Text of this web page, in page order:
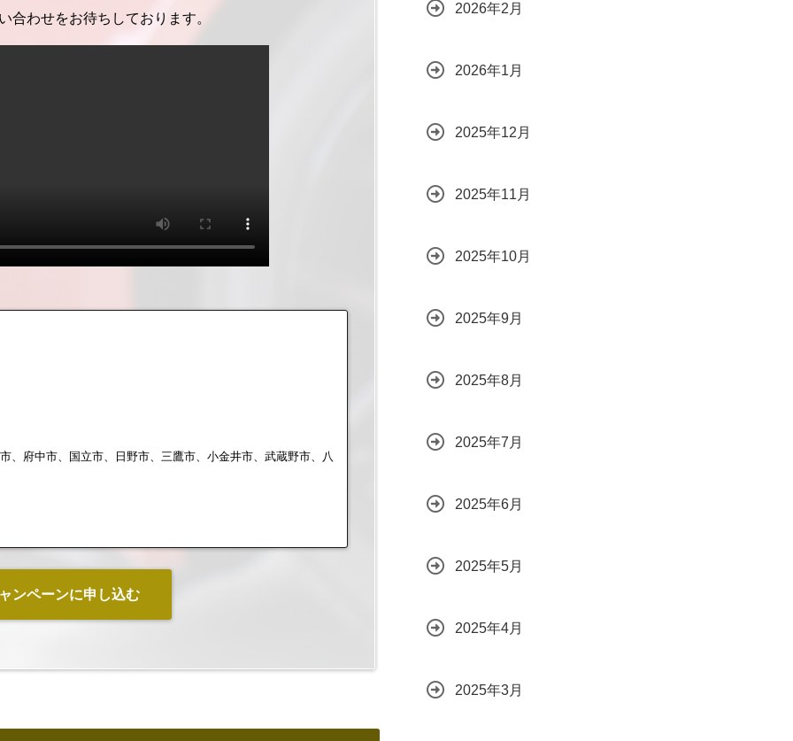
合わせをお待ちしております。
、府中市、国立市、日野市、三鷹市、小金井市、武蔵野市、八
ンペーンに申し込む
2026年2月
2026年1月
2025年12月
2025年11月
2025年10月
2025年9月
2025年8月
2025年7月
2025年6月
2025年5月
2025年4月
2025年3月